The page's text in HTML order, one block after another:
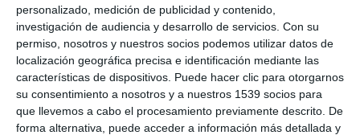
personalizado, medición de publicidad y contenido,
investigación de audiencia y desarrollo de servicios. Con su
permiso, nosotros y nuestros socios podemos utilizar datos de
localización geográfica precisa e identificación mediante las
características de dispositivos. Puede hacer clic para otorgarnos
su consentimiento a nosotros y a nuestros 1539 socios para
que llevemos a cabo el procesamiento previamente descrito. De
forma alternativa, puede acceder a información más detallada y